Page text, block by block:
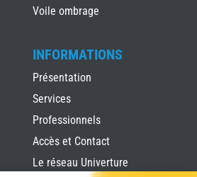
Voile ombrage
INFORMATIONS
Présentation
Services
Professionnels
Accès et Contact
Le réseau Univerture